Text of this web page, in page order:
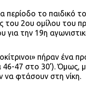
περίοδο το παιδικό
του 2ου ομίλου
για την 19η
πήραν ένα
47 στο 30’). Όμως,
φτάσουν στη νίκη.